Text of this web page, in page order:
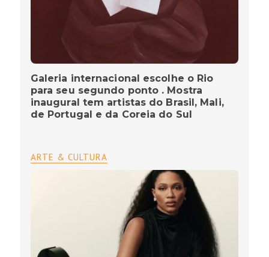
Galeria internacional escolhe o Rio
para seu segundo ponto . Mostra
inaugural tem artistas do Brasil, Mali,
de Portugal e da Coreia do Sul
ARTE & CULTURA